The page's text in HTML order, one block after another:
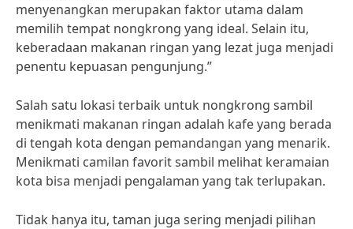
menyenangkan merupakan faktor utama dalam
memilih tempat nongkrong yang ideal. Selain itu,
keberadaan makanan ringan yang lezat juga menjadi
penentu kepuasan pengunjung.”
Salah satu lokasi terbaik untuk nongkrong sambil
menikmati makanan ringan adalah kafe yang berada
di tengah kota dengan pemandangan yang menarik.
Menikmati camilan favorit sambil melihat keramaian
kota bisa menjadi pengalaman yang tak terlupakan.
Tidak hanya itu, taman juga sering menjadi pilihan